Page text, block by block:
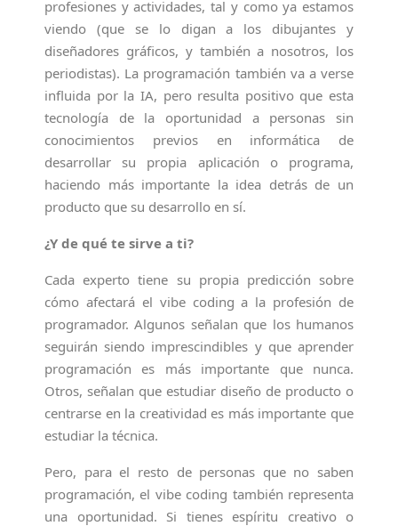
profesiones y actividades, tal y como ya estamos
viendo (que se lo digan a los dibujantes y
diseñadores gráficos, y también a nosotros, los
periodistas). La programación también va a verse
influida por la IA, pero resulta positivo que esta
tecnología de la oportunidad a personas sin
conocimientos previos en informática de
desarrollar su propia aplicación o programa,
haciendo más importante la idea detrás de un
producto que su desarrollo en sí.
¿Y de qué te sirve a ti?
Cada experto tiene su propia predicción sobre
cómo afectará el vibe coding a la profesión de
programador. Algunos señalan que los humanos
seguirán siendo imprescindibles y que aprender
programación es más importante que nunca.
Otros, señalan que estudiar diseño de producto o
centrarse en la creatividad es más importante que
estudiar la técnica.
Pero, para el resto de personas que no saben
programación, el vibe coding también representa
una oportunidad. Si tienes espíritu creativo o